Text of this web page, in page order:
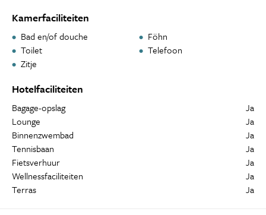
Kamerfaciliteiten
Bad en/of douche
Föhn
Toilet
Telefoon
Zitje
Hotelfaciliteiten
Bagage-opslag
Ja
Lounge
Ja
Binnenzwembad
Ja
Tennisbaan
Ja
Fietsverhuur
Ja
Wellnessfaciliteiten
Ja
Terras
Ja